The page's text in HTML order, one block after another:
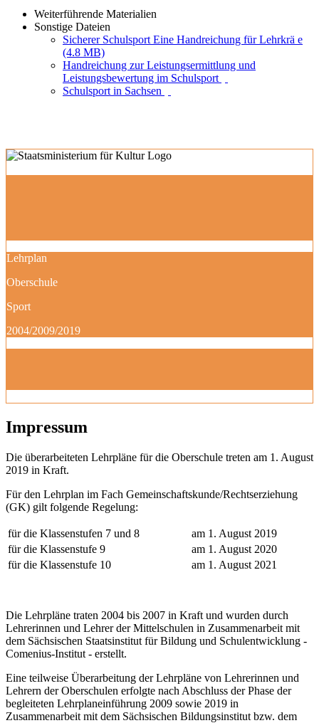
Weiterführende Materialien
Sonstige Dateien
Sicherer Schulsport Eine Handreichung für Lehrkrä e
(4.8 MB)
Handreichung zur Leistungsermittlung und
Leistungsbewertung im Schulsport
Schulsport in Sachsen
Lehrplan
Oberschule
Sport
2004/2009/2019
Impressum
Die überarbeiteten Lehrpläne für die Oberschule treten am 1. August
2019 in Kraft.
Für den Lehrplan im Fach Gemeinschaftskunde/Rechtserziehung
(GK) gilt folgende Regelung:
für die Klassenstufen 7 und 8
am 1. August 2019
für die Klassenstufe 9
am 1. August 2020
für die Klassenstufe 10
am 1. August 2021
Die Lehrpläne traten 2004 bis 2007 in Kraft und wurden durch
Lehrerinnen und Lehrer der Mittelschulen in Zusammenarbeit mit
dem Sächsischen Staatsinstitut für Bildung und Schulentwicklung -
Comenius-Institut - erstellt.
Eine teilweise Überarbeitung der Lehrpläne von Lehrerinnen und
Lehrern der Oberschulen erfolgte nach Abschluss der Phase der
begleiteten Lehrplaneinführung 2009 sowie 2019 in
Zusammenarbeit mit dem Sächsischen Bildungsinstitut bzw. dem